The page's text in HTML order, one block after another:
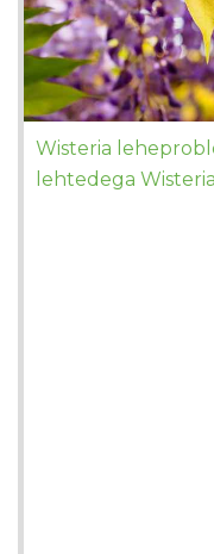
Wisteria
lehtedega